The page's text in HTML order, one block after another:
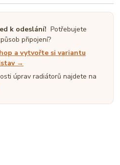
k odeslání! Potřebujete
připojení?
a vytvořte si variantu
→
úprav radiátorů najdete na